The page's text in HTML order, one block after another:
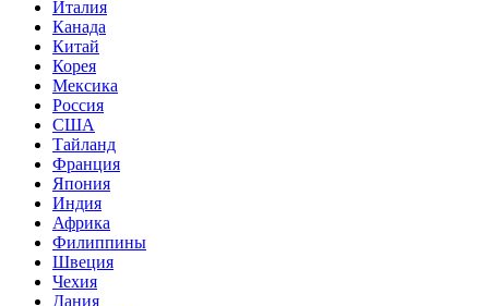
Италия
Канада
Китай
Корея
Мексика
Россия
США
Тайланд
Франция
Япония
Индия
Африка
Филиппины
Швеция
Чехия
Дания